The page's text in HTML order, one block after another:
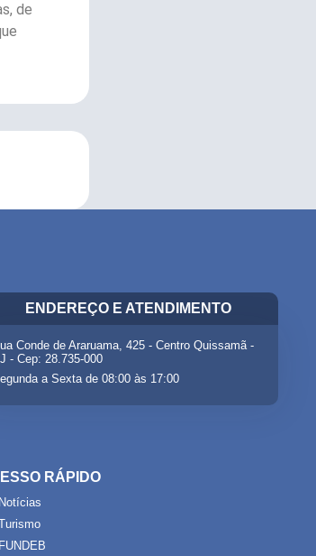
de
ENDEREÇO E ATENDIMENTO
Conde de Araruama, 425 - Centro Quissamã -
- Cep: 28.735-000
a Sexta de 08:00 às 17:00
RÁPIDO
Notícias
FUNDEB